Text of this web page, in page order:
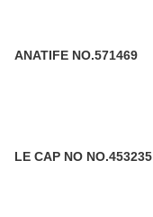
ANATIFE NO.571469
LE CAP NO NO.453235